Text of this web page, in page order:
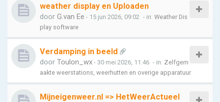
weather display en Uploaden
door G.van Ee - 15 jun 2026, 09:02 - in: Weather Dis
play software
Verdamping in beeld
door Toulon_wx - 30 mei 2026, 11:46 - in: Zelfgem
aakte weerstations, weerhutten en overige apparatuur
Mijneigenweer.nl => HetWeerActueel